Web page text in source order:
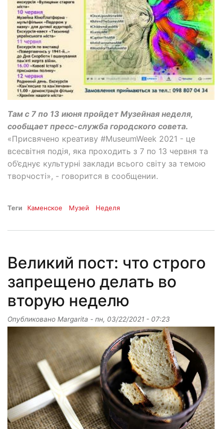
Там с 7 по 13 июня пройдет Музейная неделя,
сообщает пресс-служба городского совета.
«Присвячено креативу #MuseumWeek 2021 - це
всесвітня подія, яка проходить з 7 по 13 червня та
об’єднує культурні заклади всього світу за темою
творчості», - говорится в сообщении.
Теги Каменское Музей Неделя
Великий пост: что строго
запрещено делать во
вторую неделю
Опубликовано Margarita - пн, 03/22/2021 - 07:23